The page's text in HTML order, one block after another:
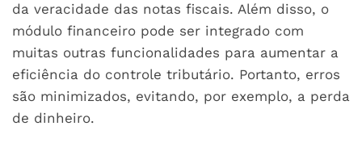
da veracidade das notas fiscais. Além disso, o
módulo financeiro pode ser integrado com
muitas outras funcionalidades para aumentar a
eficiência do controle tributário. Portanto, erros
são minimizados, evitando, por exemplo, a perda
de dinheiro.